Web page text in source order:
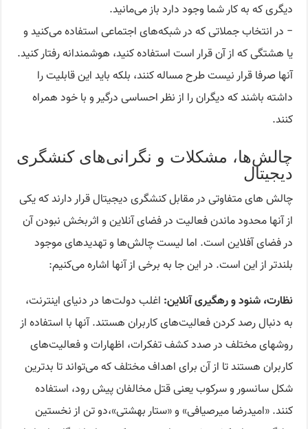
دیگری که به کار شما وجود دارد باز می‌مانید.
− در انتخاب جملاتی که در شبکه‌های اجتماعی استفاده می‌کنید و
یا هشتگی که از آن قرار است استفاده کنید، هوشمندانه رفتار کنید.
آنها صرفا قرار نیست طرح مساله کنند، بلکه باید این قابلیت را
داشته باشند که دیگران را از نظر احساسی درگیر و با خود همراه
کنند.
چالش‌ها، مشکلات و نگرانی‌های کنشگری
دیجیتال
چالش های متفاوتی در مقابل کنشگری دیجیتال قرار دارند که یکی
از آنها محدود ماندن فعالیت در فضای آنلاین و اثربخش نبودن آن
در فضای آفلاین است. اما لیست چالش‌ها و تهدیدهای موجود
بلندتر از این است. در این جا به برخی از آنها اشاره می‌کنیم:
نظارت، شنود و رهگیری آنلاین: اغلب دولت‌ها در دنیای اینترنت،
به دنبال رصد کردن فعالیت‌های کاربران هستند. آنها با استفاده از
روشهای مختلف در صدد کشف تفکرات، اظهارات و فعالیت‌های
کاربران هستند تا از آن برای اهداف مختلف که می‌تواند تا بدترین
شکل سانسور و سرکوب یعنی قتل مخالفان پیش رود، استفاده
کنند. «امیدرضا میرصیافی» و «ستار بهشتی»،دو تن از نخستین